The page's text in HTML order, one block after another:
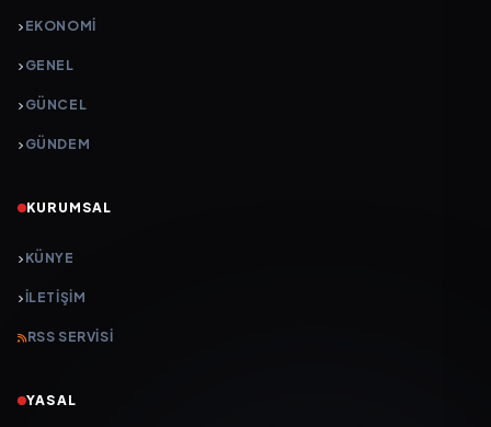
EKONOMI
GENEL
GÜNCEL
GÜNDEM
KURUMSAL
KÜNYE
İLETIŞIM
RSS SERVISI
YASAL